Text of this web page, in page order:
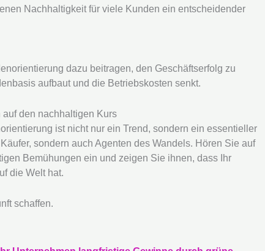
Nachhaltigkeit für viele Kunden ein entscheidender
dazu beitragen, den Geschäftserfolg zu
aufbaut und die Betriebskosten senkt.
den nachhaltigen Kurs
ist nicht nur ein Trend, sondern ein essentieller
sondern auch Agenten des Wandels. Hören Sie auf
Bemühungen ein und zeigen Sie ihnen, dass Ihr
die Welt hat.
schaffen.